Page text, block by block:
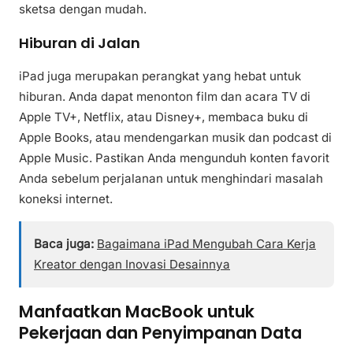
sketsa dengan mudah.
Hiburan di Jalan
iPad juga merupakan perangkat yang hebat untuk
hiburan. Anda dapat menonton film dan acara TV di
Apple TV+, Netflix, atau Disney+, membaca buku di
Apple Books, atau mendengarkan musik dan podcast di
Apple Music. Pastikan Anda mengunduh konten favorit
Anda sebelum perjalanan untuk menghindari masalah
koneksi internet.
Baca juga: Bagaimana iPad Mengubah Cara Kerja
Kreator dengan Inovasi Desainnya
Manfaatkan MacBook untuk
Pekerjaan dan Penyimpanan Data